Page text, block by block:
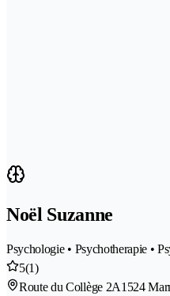
Noël Suzanne
Psychologie • Psychotherapie •
5(1)
Route du Collège 2A1524